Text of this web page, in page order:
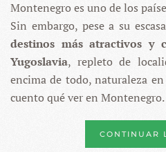
Montenegro es uno de los
Sin embargo, pese a su
destinos más atractivos y
Yugoslavia, repleto de
encima de todo, naturaleza
cuento qué ver en Montenegro.
CONTINUAR